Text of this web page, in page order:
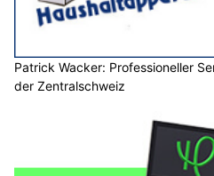
Patrick Wacker: Professioneller
der Zentralschweiz